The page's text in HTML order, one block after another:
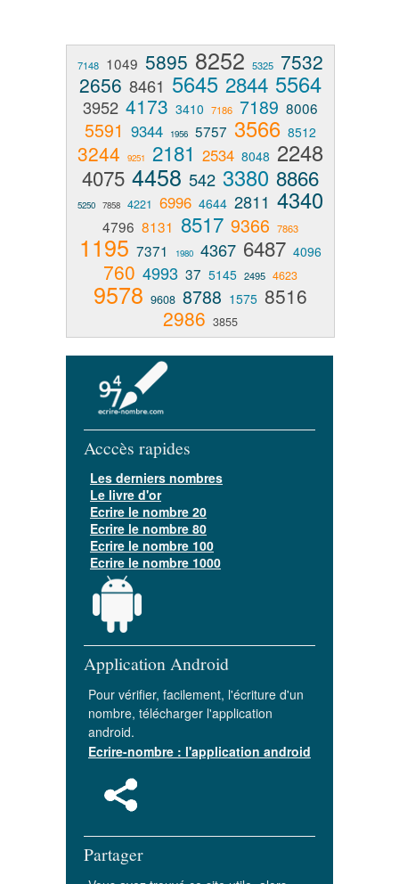
7148 1049 5895 8252 5325 7532
2656 8461 5645 2844 5564
3952 4173 3410 7186 7189 8006
5591 9344 1956 5757 3566 8512
3244 9251 2181 2534 8048 2248
4075 4458 542 3380 8866
5250 7858 4221 6996 4644 2811 4340
4796 8131 8517 9366 7863
1195 7371 1980 4367 6487 4096
760 4993 37 5145 2495 4623
9578 9608 8788 1575 8516
2986 3855
Acccès rapides
Les derniers nombres
Le livre d'or
Ecrire le nombre 20
Ecrire le nombre 80
Ecrire le nombre 100
Ecrire le nombre 1000
Application Android
Pour vérifier, facilement, l'écriture d'un
nombre, télécharger l'application
android.
Ecrire-nombre : l'application android
Partager